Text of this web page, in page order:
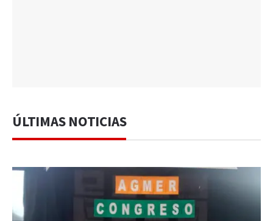
ÚLTIMAS NOTICIAS